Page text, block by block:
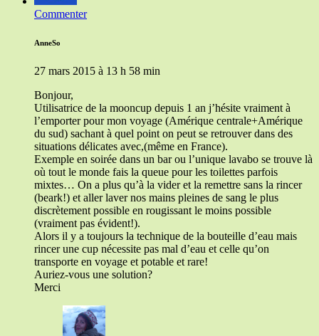
Commenter
AnneSo
27 mars 2015 à 13 h 58 min
Bonjour,
Utilisatrice de la mooncup depuis 1 an j’hésite vraiment à
l’emporter pour mon voyage (Amérique centrale+Amérique
du sud) sachant à quel point on peut se retrouver dans des
situations délicates avec,(même en France).
Exemple en soirée dans un bar ou l’unique lavabo se trouve là
où tout le monde fais la queue pour les toilettes parfois
mixtes… On a plus qu’à la vider et la remettre sans la rincer
(beark!) et aller laver nos mains pleines de sang le plus
discrètement possible en rougissant le moins possible
(vraiment pas évident!).
Alors il y a toujours la technique de la bouteille d’eau mais
rincer une cup nécessite pas mal d’eau et celle qu’on
transporte en voyage et potable et rare!
Auriez-vous une solution?
Merci